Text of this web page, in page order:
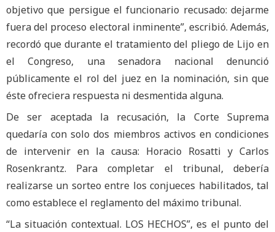
objetivo que persigue el funcionario recusado: dejarme
fuera del proceso electoral inminente”, escribió. Además,
recordó que durante el tratamiento del pliego de Lijo en
el Congreso, una senadora nacional denunció
públicamente el rol del juez en la nominación, sin que
éste ofreciera respuesta ni desmentida alguna.
De ser aceptada la recusación, la Corte Suprema
quedaría con solo dos miembros activos en condiciones
de intervenir en la causa: Horacio Rosatti y Carlos
Rosenkrantz. Para completar el tribunal, debería
realizarse un sorteo entre los conjueces habilitados, tal
como establece el reglamento del máximo tribunal.
“La situación contextual. LOS HECHOS”, es el punto del